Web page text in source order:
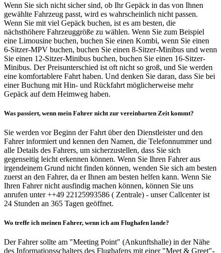
Wenn Sie sich nicht sicher sind, ob Ihr Gepäck in das von Ihnen
gewählte Fahrzeug passt, wird es wahrscheinlich nicht passen.
Wenn Sie mit viel Gepäck buchen, ist es am besten, die
nächsthöhere Fahrzeuggröße zu wählen. Wenn Sie zum Beispiel
eine Limousine buchen, buchen Sie einen Kombi, wenn Sie einen
6-Sitzer-MPV buchen, buchen Sie einen 8-Sitzer-Minibus und wenn
Sie einen 12-Sitzer-Minibus buchen, buchen Sie einen 16-Sitzer-
Minibus. Der Preisunterschied ist oft nicht so groß, und Sie werden
eine komfortablere Fahrt haben. Und denken Sie daran, dass Sie bei
einer Buchung mit Hin- und Rückfahrt möglicherweise mehr
Gepäck auf dem Heimweg haben.
Was passiert, wenn mein Fahrer nicht zur vereinbarten Zeit kommt?
Sie werden vor Beginn der Fahrt über den Dienstleister und den
Fahrer informiert und kennen den Namen, die Telefonnummer und
alle Details des Fahrers, um sicherzustellen, dass Sie sich
gegenseitig leicht erkennen können. Wenn Sie Ihren Fahrer aus
irgendeinem Grund nicht finden können, wenden Sie sich am besten
zuerst an den Fahrer, da er Ihnen am besten helfen kann. Wenn Sie
Ihren Fahrer nicht ausfindig machen können, können Sie uns
anrufen unter ++49 22125993586 ( Zentrale) - unser Callcenter ist
24 Stunden an 365 Tagen geöffnet.
Wo treffe ich meinen Fahrer, wenn ich am Flughafen lande?
Der Fahrer sollte am "Meeting Point" (Ankunftshalle) in der Nähe
des Informationsschalters des Flughafens mit einer "Meet & Greet"-